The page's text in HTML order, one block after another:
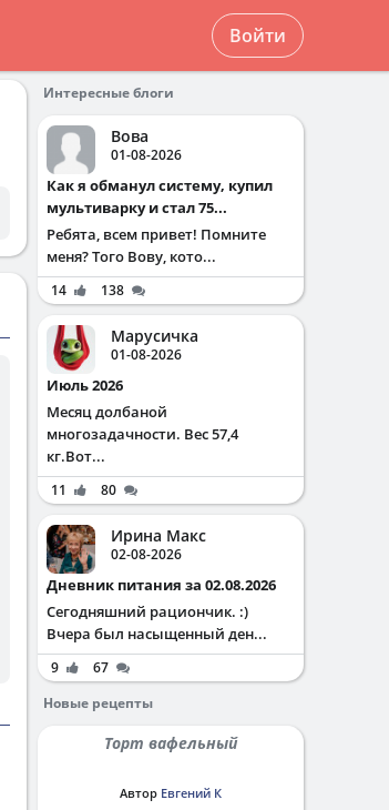
Войти
Интересные блоги
Вова
01-08-2026
Как я обманул систему, купил
мультиварку и стал 75...
Ребята, всем привет! Помните
меня? Того Вову, кото...
14 138
Марусичка
01-08-2026
Июль 2026
Месяц долбаной
многозадачности. Вес 57,4
кг.Вот...
11 80
Ирина Макс
02-08-2026
Дневник питания за 02.08.2026
Сегодняшний рациончик. :)
Вчера был насыщенный ден...
9
67
Новые рецепты
Торт вафельный
Автор Евгений К